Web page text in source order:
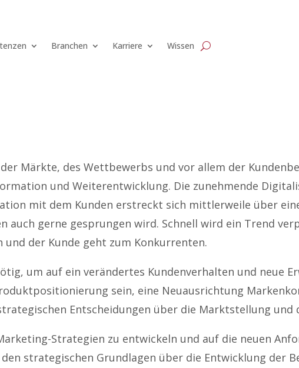
Branchen Karriere Wissen
Märkte, des Wettbewerbs und vor allem der
und Weiterentwicklung. Die zunehmende
mit dem Kunden erstreckt sich mittlerweile über
auch gerne gesprungen wird. Schnell wird ein Trend
der Kunde geht zum Konkurrenten.
um auf ein verändertes Kundenverhalten und neue
sein, eine Neuausrichtung
Entscheidungen über die Marktstellung und
Strategien zu entwickeln und auf die neuen
strategischen Grundlagen über die Entwicklung der